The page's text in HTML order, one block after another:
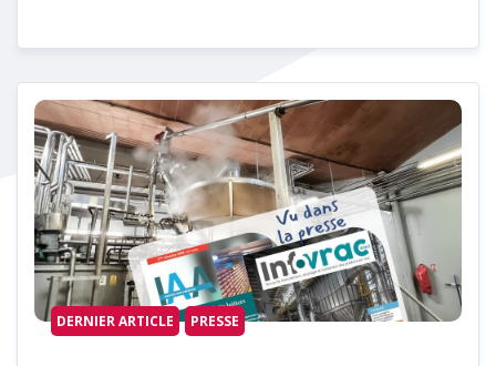
DERNIER ARTICLE PRESSE